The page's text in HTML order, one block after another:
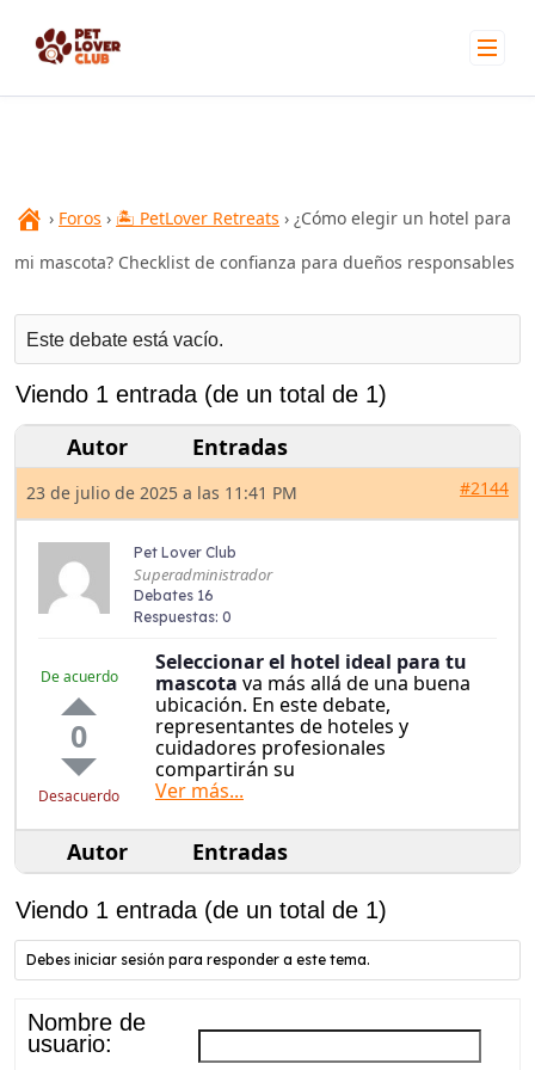
content
› Foros › 🏝 PetLover Retreats › ¿Cómo elegir un hotel para
mi mascota? Checklist de confianza para dueños responsables
Este debate está vacío.
Viendo 1 entrada (de un total de 1)
Autor Entradas
23 de julio de 2025 a las 11:41 PM #2144
Pet Lover Club
Superadministrador
Debates 16
Respuestas: 0
De acuerdo
0
Desacuerdo
Seleccionar el hotel ideal para tu
mascota va más allá de una buena
ubicación. En este debate,
representantes de hoteles y
cuidadores profesionales
compartirán su
Ver más...
Autor Entradas
Viendo 1 entrada (de un total de 1)
Debes iniciar sesión para responder a este tema.
Nombre de
usuario: